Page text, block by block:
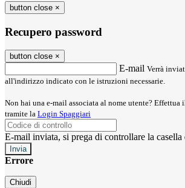
button close ×
Recupero password
button close ×
E-mail Verrà
all'indirizzo indicato con le istruzioni necessarie.
Non hai una e-mail associata al nome utente? Effettua
tramite la Login Spaggiari
E-mail inviata, si prega di controllare la casella
Errore
Chiudi